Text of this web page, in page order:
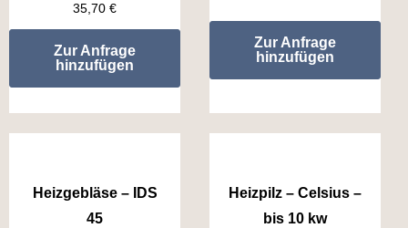
35,70 €
Zur Anfrage
hinzufügen
Zur Anfrage
hinzufügen
Heizgebläse – IDS
45
Heizpilz – Celsius –
bis 10 kw